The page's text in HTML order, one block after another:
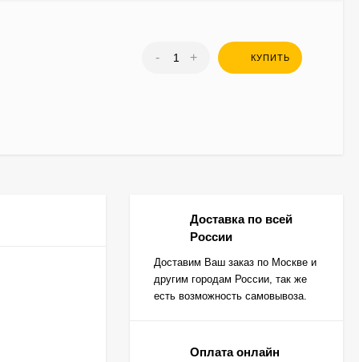
- + КУПИТЬ
Доставка по всей
России
Доставим Ваш заказ по Москве и
другим городам России, так же
есть возможность самовывоза.
Оплата онлайн